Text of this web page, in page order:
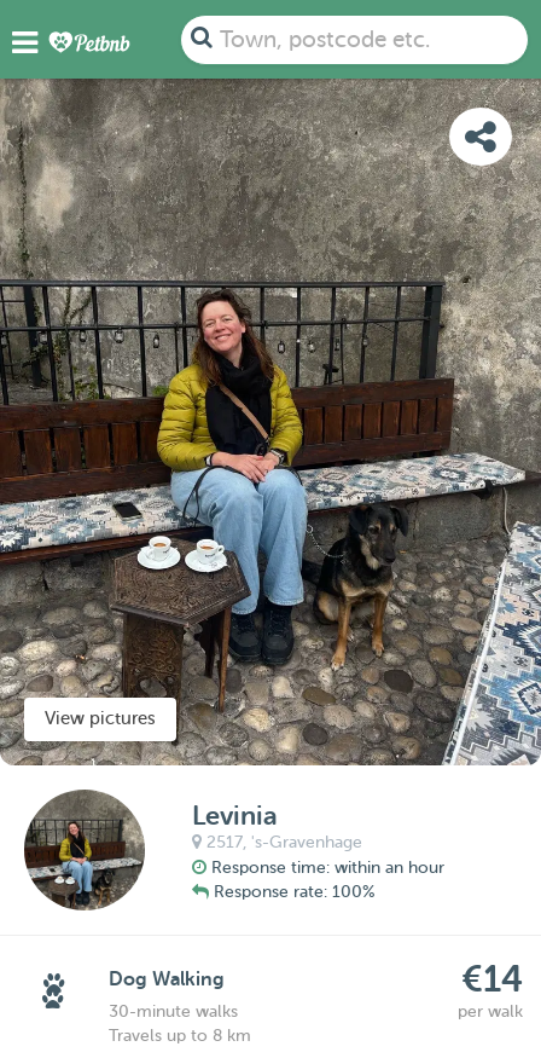
Town, postcode etc.
PHOTOS REVIEWS
View pictures
Levinia
2517, 's-Gravenhage
Response time: within an hour
Response rate: 100%
Dog Walking €14
30-minute walks
per walk
Travels up to 8 km